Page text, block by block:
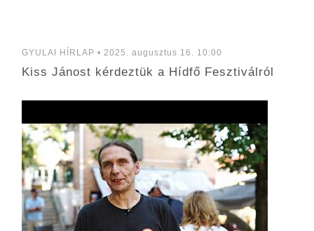
GYULAI HÍRLAP • 2025. augusztus 16. 10:00
Kiss Jánost kérdeztük a Hídfő Fesztiválról